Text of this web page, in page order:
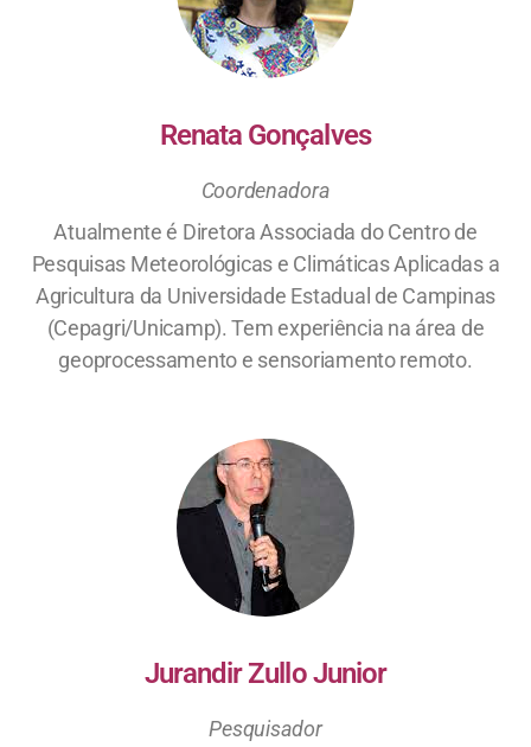
Renata Gonçalves
Coordenadora
Atualmente é Diretora Associada do Centro de
Pesquisas Meteorológicas e Climáticas Aplicadas a
Agricultura da Universidade Estadual de Campinas
(Cepagri/Unicamp). Tem experiência na área de
geoprocessamento e sensoriamento remoto.
Jurandir Zullo Junior
Pesquisador